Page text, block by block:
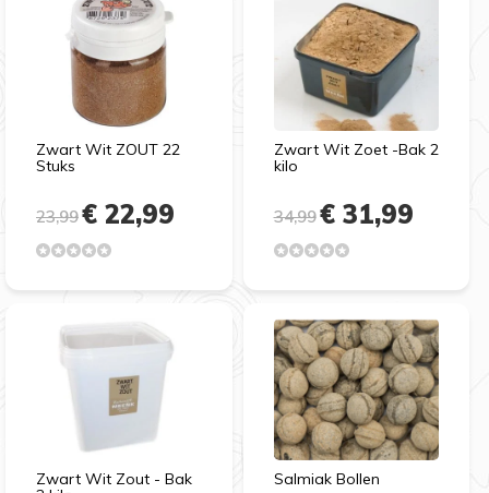
Zwart Wit ZOUT 22
Stuks
23,99€ 22,99
Zwart Wit Zoet -Bak 2
kilo
34,99€ 31,99
Zwart Wit Zout - Bak
Salmiak Bollen